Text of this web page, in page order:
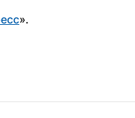
».